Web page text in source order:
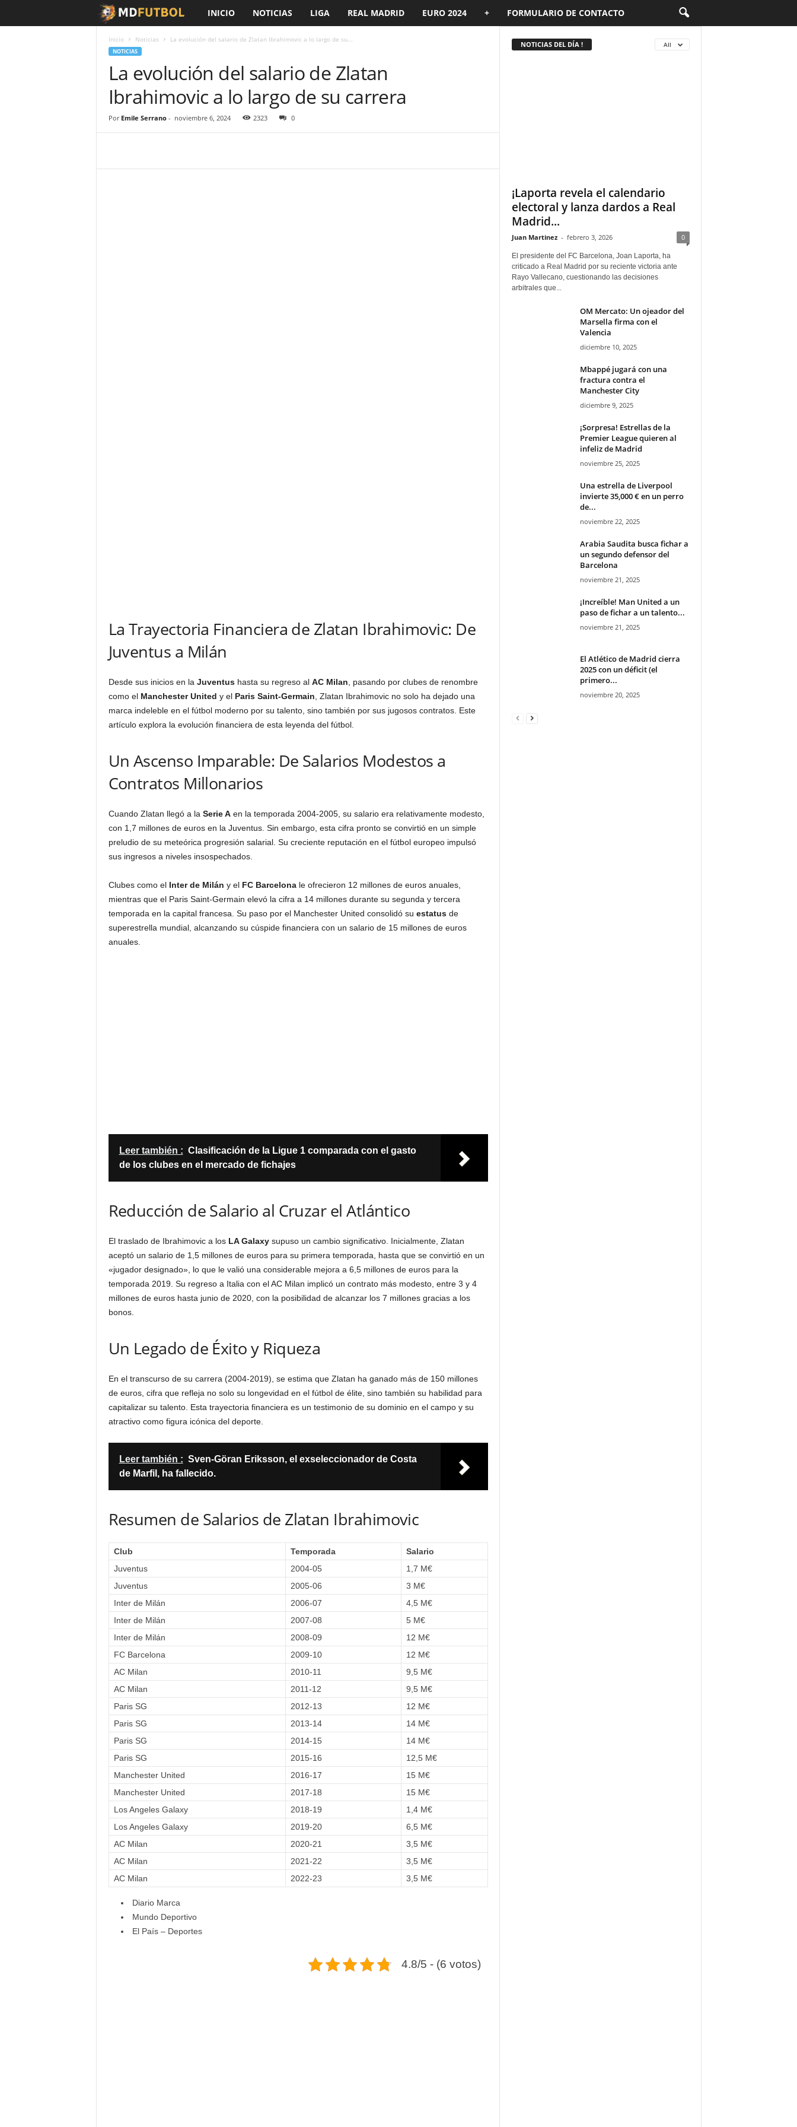
D
F
ú
t
o
INICIO NOTICIAS LIGA REAL MADRID EURO 2024 + FORMULARIO DE CONTACTO
Inicio Noticias La evolución del salario de Zlatan Ibrahimovic a lo largo de su...
NOTICIAS
La evolución del salario de Zlatan
Ibrahimovic a lo largo de su carrera
Por Emile Serrano- noviembre 6, 2024 2323 0
La Trayectoria Financiera de Zlatan Ibrahimovic: De
Juventus a Milán
Desde sus inicios en la Juventushasta su regreso al AC Milan , pasando por clubes de renombre
como el Manchester United y el Paris Saint-Germain , Zlatan Ibrahimovic no solo ha dejado una
marca indeleble en el fútbol moderno por su talento, sino también por sus jugosos contratos. Este
artículo explora la evolución financiera de esta leyenda del fútbol.
Un Ascenso Imparable: De Salarios Modestos a
Contratos Millonarios
Cuando Zlatan llegó a la Serie Aen la temporada 2004-2005, su salario era relativamente modesto,
con 1,7 millones de euros en la Juventus. Sin embargo, esta cifra pronto se convirtió en un simple
preludio de su meteórica progresión salarial. Su creciente reputación en el fútbol europeo impulsó
sus ingresos a niveles insospechados.
Clubes como el Inter de Milán y el FC Barcelonale ofrecieron 12 millones de euros anuales,
mientras que el Paris Saint-Germain elevó la cifra a 14 millones durante su segunda y tercera
temporada en la capital francesa. Su paso por el Manchester United consolidó su estatusde
superestrella mundial, alcanzando su cúspide financiera con un salario de 15 millones de euros
anuales.
Leer también : Clasificación de la Ligue 1 comparada con el gasto
de los clubes en el mercado de fichajes
Reducción de Salario al Cruzar el Atlántico
El traslado de Ibrahimovic a los LA Galaxysupuso un cambio significativo. Inicialmente, Zlatan
aceptó un salario de 1,5 millones de euros para su primera temporada, hasta que se convirtió en un
«jugador designado», lo que le valió una considerable mejora a 6,5 millones de euros para la
temporada 2019. Su regreso a Italia con el AC Milan implicó un contrato más modesto, entre 3 y 4
millones de euros hasta junio de 2020, con la posibilidad de alcanzar los 7 millones gracias a los
bonos.
Un Legado de Éxito y Riqueza
En el transcurso de su carrera (2004-2019), se estima que Zlatan ha ganado más de 150 millones
de euros, cifra que refleja no solo su longevidad en el fútbol de élite, sino también su habilidad para
capitalizar su talento. Esta trayectoria financiera es un testimonio de su dominio en el campo y su
atractivo como figura icónica del deporte.
Leer también : Sven-Göran Eriksson, el exseleccionador de Costa
de Marfil, ha fallecido.
Resumen de Salarios de Zlatan Ibrahimovic
Club Temporada
Salario
Juventus
2004-05
1,7 M€
Juventus
2005-06
3 M€
Inter de Milán
2006-07
4,5 M€
Inter de Milán
2007-08
5 M€
Inter de Milán
2008-09
12 M€
FC Barcelona
2009-10
12 M€
AC Milan
2010-11
9,5 M€
AC Milan
2011-12
9,5 M€
Paris SG
2012-13
12 M€
Paris SG
2013-14
14 M€
Paris SG
2014-15
14 M€
Paris SG
2015-16
12,5 M€
Manchester United
2016-17
15 M€
Manchester United
2017-18
15 M€
Los Angeles Galaxy
2018-19
1,4 M€
Los Angeles Galaxy
2019-20
6,5 M€
AC Milan
2020-21
3,5 M€
AC Milan
2021-22
3,5 M€
AC Milan
2022-23 3,5 M€
Diario Marca
Mundo Deportivo
El País – Deportes
4.8/5 - (6 votos)
NOTICIAS DEL DÍA ! All
¡Laporta revela el calendario
electoral y lanza dardos a Real
Madrid...
Juan Martinez - febrero 3, 2026 0
El presidente del FC Barcelona, Joan Laporta, ha
criticado a Real Madrid por su reciente victoria ante
Rayo Vallecano, cuestionando las decisiones
arbitrales que...
OM Mercato: Un ojeador del
Marsella firma con el
Valencia
diciembre 10, 2025
Mbappé jugará con una
fractura contra el
Manchester City
diciembre 9, 2025
¡Sorpresa! Estrellas de la
Premier League quieren al
infeliz de Madrid
noviembre 25, 2025
Una estrella de Liverpool
invierte 35,000 € en un perro
de...
noviembre 22, 2025
Arabia Saudita busca fichar a
un segundo defensor del
Barcelona
noviembre 21, 2025
¡Increíble! Man United a un
paso de fichar a un talento...
noviembre 21, 2025
El Atlético de Madrid cierra
2025 con un déficit (el
primero...
noviembre 20, 2025